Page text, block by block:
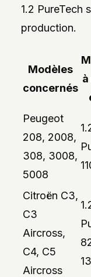
1.2 PureTech
production.
Modèles
concernés
Peugeot
208, 2008,
308, 3008,
5008
Citroën C3,
C3
Aircross,
C4, C5
Aircross